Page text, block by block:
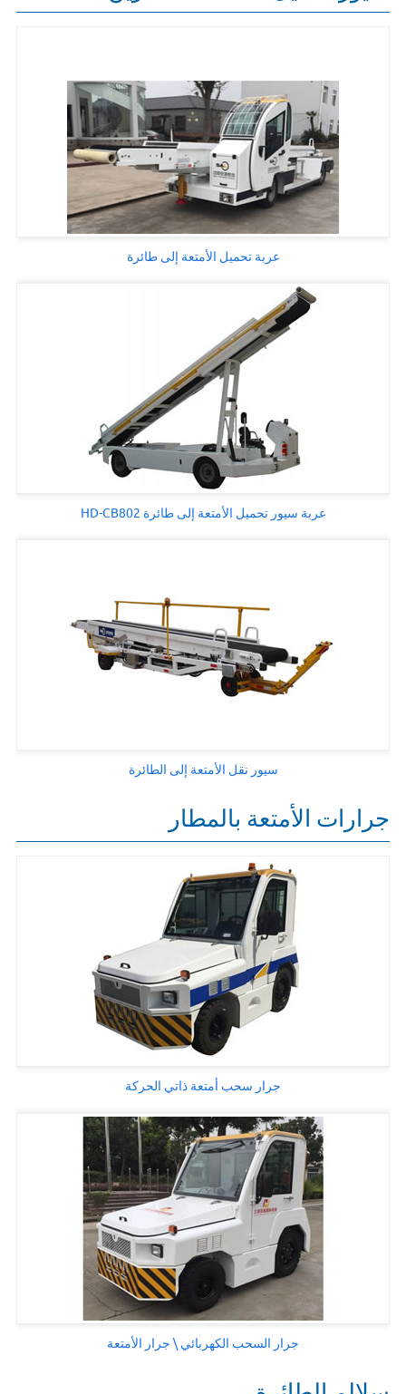
عربة تحميل الأمتعة إلى طائرة
عربة سيور تحميل الأمتعة إلى طائرة HD-CB802
سيور نقل الأمتعة إلى الطائرة
جرارات الأمتعة بالمطار
جرار سحب أمتعة ذاتي الحركة
جرار السحب الكهربائي \ جرار الأمتعة